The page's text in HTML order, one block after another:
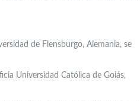
de Flensburgo, Alemania, se
Universidad Católica de Goiás,